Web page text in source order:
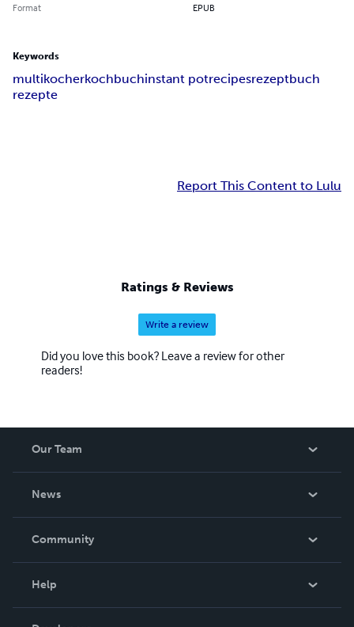
Format EPUB
Keywords
multikocherkochbuchinstant potrecipesrezeptbuch
rezepte
Report This Content to Lulu
Ratings & Reviews
Write a review
Did you love this book? Leave a review for other
readers!
Our Team
News
In The News
Community
Help
Order Lookup